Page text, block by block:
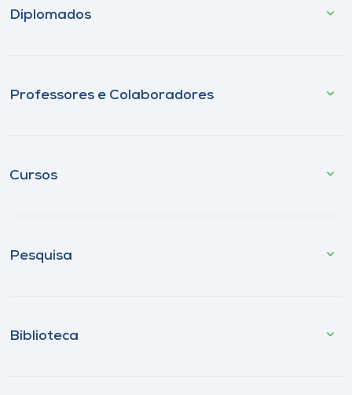
Diplomados
Professores e Colaboradores
Cursos
Pesquisa
Biblioteca